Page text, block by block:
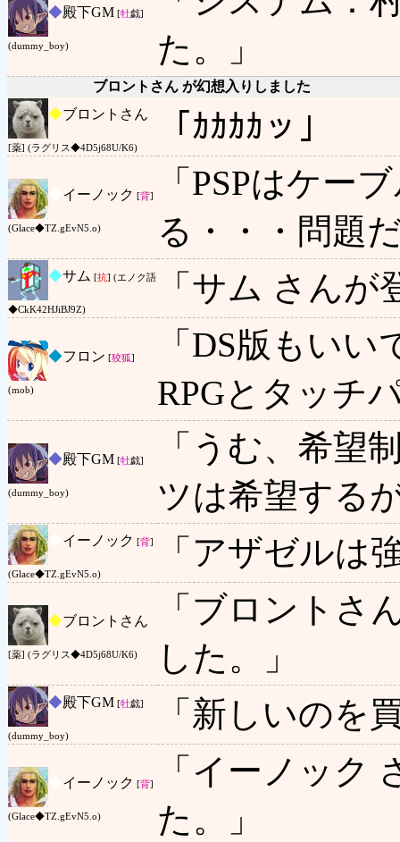
◆殿下GM [牡戯]
(dummy_boy)
た。」
ブロントさん が幻想入りしました
◆ブロントさん
[薬] (ラグリス◆4D5j68U/K6)
「ｶｶｶｶッ」
イーノック [背]
(Glace◆TZ.gEvN5.o)
「PSPはケー
る・・・問題
◆サム [抗] (エノク語
◆CkK42HJiBJ9Z)
「サム さん
◆フロン [狡狐]
(mob)
「DS版もいい
RPGとタッチ
◆殿下GM [牡戯]
(dummy_boy)
「うむ、希望
ツは希望する
イーノック [背]
(Glace◆TZ.gEvN5.o)
「アザゼルは
◆ブロントさん
[薬] (ラグリス◆4D5j68U/K6)
「ブロントさ
した。」
◆殿下GM [牡戯]
(dummy_boy)
「新しいのを
イーノック [背]
(Glace◆TZ.gEvN5.o)
「イーノック
た。」